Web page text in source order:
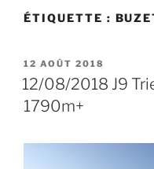
ÉTIQUETTE :
PUBLIÉ
LE
12 AOÛT 2018
12/08/2018 J9
1790m+